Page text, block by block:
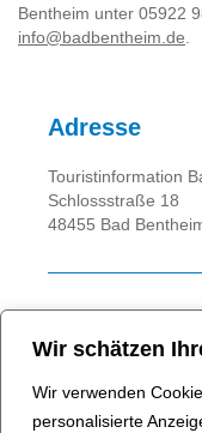
Wir schätzen
Wir verwenden
personalisierte
Bentheim unter 05922
info@badbentheim.de
Adresse
Touristinformation
Schlossstraße 18
48455 Bad